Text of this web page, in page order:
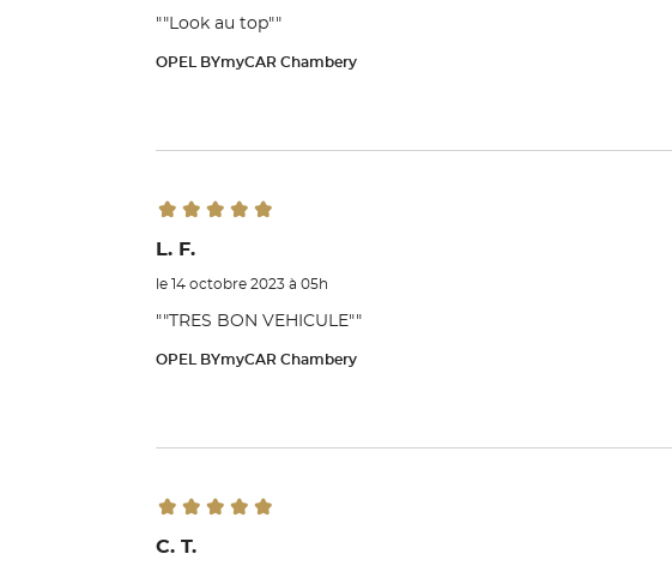
""Look au top""
OPEL BYmyCAR Chambery
L. F.
le 14 octobre 2023 à 05h
""TRES BON VEHICULE""
OPEL BYmyCAR Chambery
C. T.